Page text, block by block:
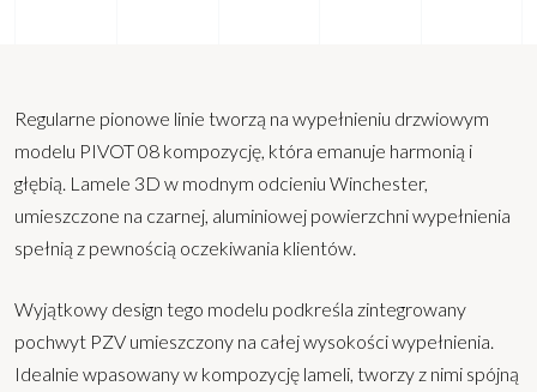
Regularne pionowe linie tworzą na wypełnieniu drzwiowym
modelu PIVOT 08 kompozycję, która emanuje harmonią i
głębią. Lamele 3D w modnym odcieniu Winchester,
umieszczone na czarnej, aluminiowej powierzchni wypełnienia
spełnią z pewnością oczekiwania klientów.
Wyjątkowy design tego modelu podkreśla zintegrowany
pochwyt PZV umieszczony na całej wysokości wypełnienia.
Idealnie wpasowany w kompozycję lameli, tworzy z nimi spójną